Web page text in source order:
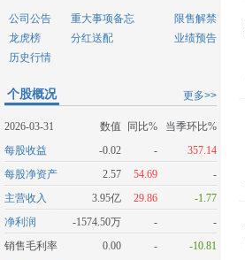
公司公告 重大事项备忘
限售解禁
龙虎榜
分红送配
业绩预告
历史行情
更多>>
个股概况
2026-03-31 数值 同比%
当季环比%
每股收益
-0.02 -
357.14
每股净资产
2.57 54.69
-
主营收入
3.95亿 29.86
-1.77
净利润
-1574.50万 -
-
销售毛利率
0.00 - -10.81